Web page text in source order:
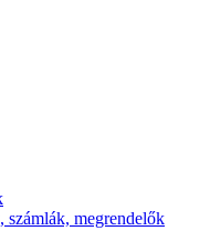
számlák, megrendelők